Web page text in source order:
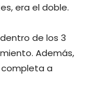
era el doble.
de los 3
Además,
a